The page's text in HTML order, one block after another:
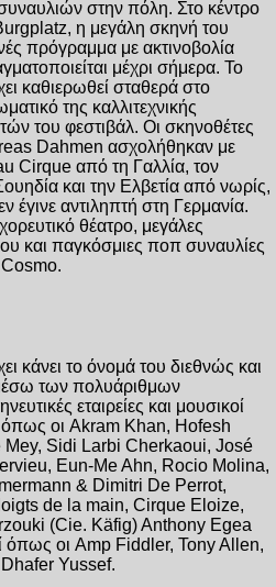
στην πόλη. Στο κέντρο
η μεγάλη σκηνή του
πρόγραμμα με ακτινοβολία
μέχρι σήμερα. Το
καθιερωθεί σταθερά στο
της καλλιτεχνικής
του φεστιβάλ. Οι σκηνοθέτες
Dahmen ασχολήθηκαν με
Cirque από τη Γαλλία, τον
και την Ελβετία από νωρίς,
έγινε αντιληπτή στη Γερμανία.
θέατρο, μεγάλες
και παγκόσμιες ποπ συναυλίες
κάνει το όνομά του διεθνώς και
των πολυάριθμων
εταιρείες και μουσικοί
όπως οι Akram Khan, Hofesh
Sidi Larbi Cherkaoui, José
Eun-Me Ahn, Rocio Molina,
& Dimitri De Perrot,
de la main, Cirque Eloize,
(Cie. Käfig) Anthony Egea
όπως οι Amp Fiddler, Tony Allen,
Yussef.